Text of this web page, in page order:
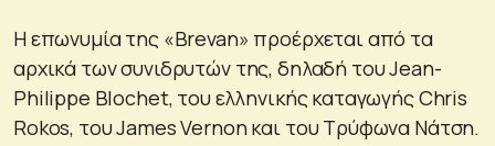
Η επωνυμία της «Brevan» προέρχεται από τα
αρχικά των συνιδρυτών της, δηλαδή του Jean-
Philippe Blochet, του ελληνικής καταγωγής Chris
Rokos, του James Vernon και του Τρύφωνα Νάτση.